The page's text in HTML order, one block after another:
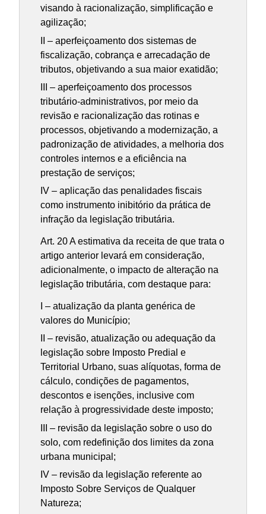
visando à racionalização, simplificação e
agilização;
II – aperfeiçoamento dos sistemas de
fiscalização, cobrança e arrecadação de
tributos, objetivando a sua maior exatidão;
III – aperfeiçoamento dos processos
tributário-administrativos, por meio da
revisão e racionalização das rotinas e
processos, objetivando a modernização, a
padronização de atividades, a melhoria dos
controles internos e a eficiência na
prestação de serviços;
IV – aplicação das penalidades fiscais
como instrumento inibitório da prática de
infração da legislação tributária.
Art. 20 A estimativa da receita de que trata o
artigo anterior levará em consideração,
adicionalmente, o impacto de alteração na
legislação tributária, com destaque para:
I – atualização da planta genérica de
valores do Município;
II – revisão, atualização ou adequação da
legislação sobre Imposto Predial e
Territorial Urbano, suas alíquotas, forma de
cálculo, condições de pagamentos,
descontos e isenções, inclusive com
relação à progressividade deste imposto;
III – revisão da legislação sobre o uso do
solo, com redefinição dos limites da zona
urbana municipal;
IV – revisão da legislação referente ao
Imposto Sobre Serviços de Qualquer
Natureza;